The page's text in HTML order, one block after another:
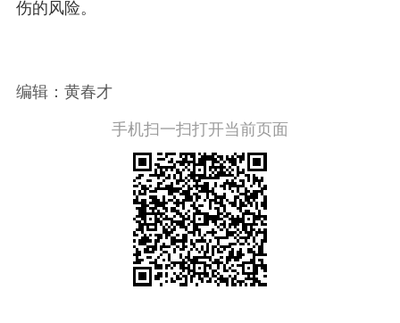
伤的风险。
编辑：黄春才
手机扫一扫打开当前页面